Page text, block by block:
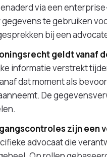
via een
te gebruiken
bij een
geldt vanaf
informatie verstrekt
dat moment als
De
zijn een
advocaat die